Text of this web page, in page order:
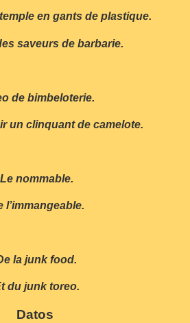
en gants de plastique.
saveurs de barbarie.
de bimbeloterie.
un clinquant de camelote.
Le nommable.
l’immangeable.
la junk food.
du junk toreo.
Datos